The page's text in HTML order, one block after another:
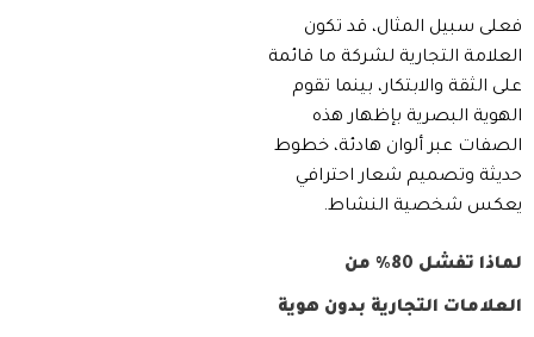
فعلى سبيل المثال، قد تكون
العلامة التجارية لشركة ما قائمة
على الثقة والابتكار، بينما تقوم
الهوية البصرية بإظهار هذه
الصفات عبر ألوان هادئة، خطوط
حديثة وتصميم شعار احترافي
يعكس شخصية النشاط.
لماذا تفشل 80% من
العلامات التجارية بدون هوية